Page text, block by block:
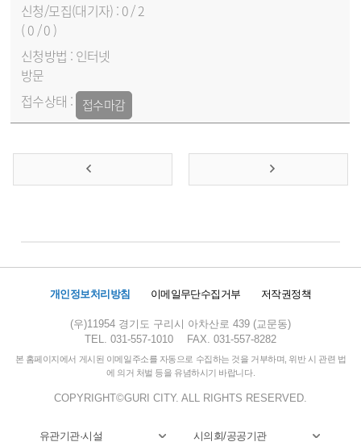
0 / 2
( 0 / 0 )
인터넷
방문
접수마감
개인정보처리방침 이메일무단수집거부 저작권정책
(우)11954 경기도 구리시 아차산로 439 (교문동)
TEL. 031-557-1010
FAX. 031-557-8282
본 홈페이지에서 게시된 이메일주소를 자동으로 수집하는 것을 거부하며, 위반 시 관련 법
에 의거 처벌 등을 유념하시기 바랍니다.
COPYRIGHT©GURI CITY. ALL RIGHTS RESERVED.
유관기관·시설 시의회/공공기관